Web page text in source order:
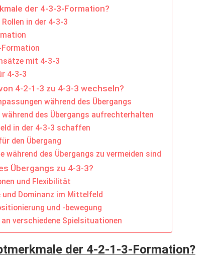
der 4-3-3-Formation?
in der 4-3-3
Formation
mit 4-3-3
4-3-3
4-2-1-3 zu 4-3-3 wechseln?
während des Übergangs
des Übergangs aufrechterhalten
in der 4-3-3 schaffen
den Übergang
während des Übergangs zu vermeiden sind
Übergangs zu 4-3-3?
und Flexibilität
Dominanz im Mittelfeld
und -bewegung
verschiedene Spielsituationen
der 4-2-1-3-Formation?